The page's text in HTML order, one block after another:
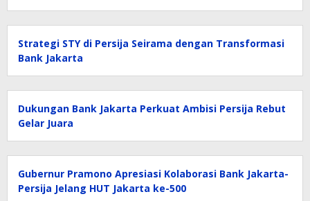
Strategi STY di Persija Seirama dengan Transformasi
Bank Jakarta
Dukungan Bank Jakarta Perkuat Ambisi Persija Rebut
Gelar Juara
Gubernur Pramono Apresiasi Kolaborasi Bank Jakarta-
Persija Jelang HUT Jakarta ke-500